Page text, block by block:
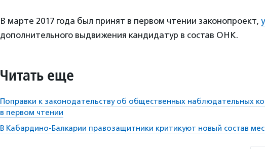
В марте 2017 года был принят в первом чтении законопроект,
дополнительного выдвижения кандидатур в состав ОНК.
Читать еще
Поправки к законодательству об общественных наблюдательных
в первом чтении
В Кабардино-Балкарии правозащитники критикуют новый состав